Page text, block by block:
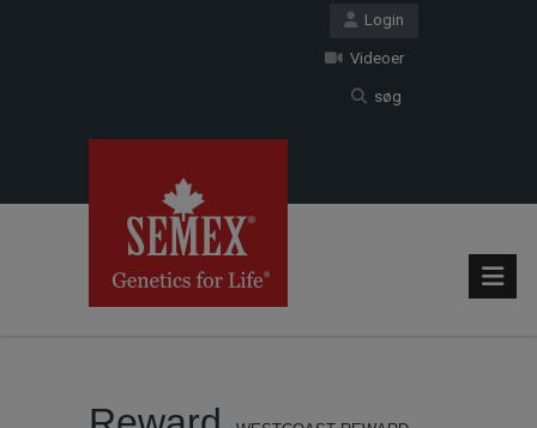
Login
Videoer
søg